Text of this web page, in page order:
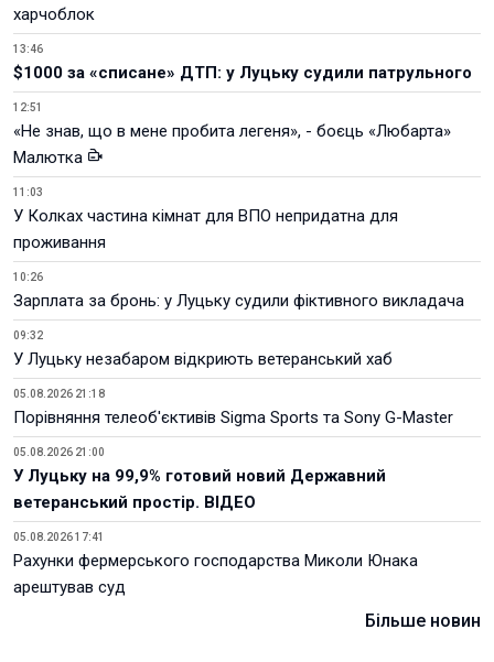
харчоблок
13:46
$1000 за «списане» ДТП: у Луцьку судили патрульного
12:51
«Не знав, що в мене пробита легеня», - боєць «Любарта»
Малютка
11:03
У Колках частина кімнат для ВПО непридатна для
проживання
10:26
Зарплата за бронь: у Луцьку судили фіктивного викладача
09:32
У Луцьку незабаром відкриють ветеранський хаб
05.08.2026 21:18
Порівняння телеоб'єктивів Sigma Sports та Sony G-Master
05.08.2026 21:00
У Луцьку на 99,9% готовий новий Державний
ветеранський простір. ВІДЕО
05.08.2026 17:41
Рахунки фермерського господарства Миколи Юнака
арештував суд
Більше новин